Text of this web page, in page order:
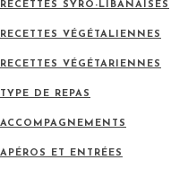
RECETTES SYRO-LIBANAISES
RECETTES VÉGÉTALIENNES
RECETTES VÉGÉTARIENNES
TYPE DE REPAS
ACCOMPAGNEMENTS
APÉROS ET ENTRÉES